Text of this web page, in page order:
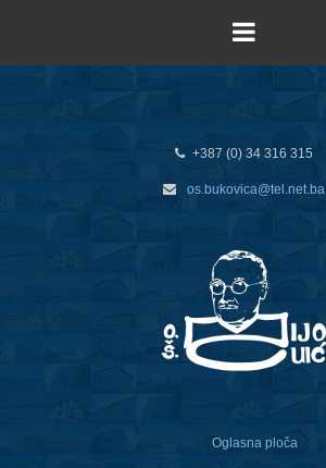
+387 (0) 34 316 315
os.bukovica@tel.net.ba
Oglasna ploča